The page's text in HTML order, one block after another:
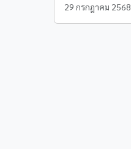
29 กรกฎาคม